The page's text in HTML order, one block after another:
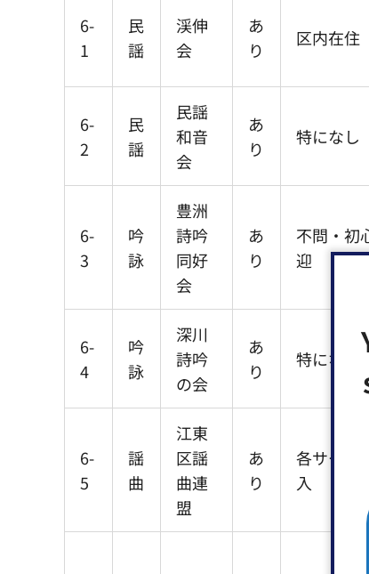
6-
1
民
謡
渓伸
会
あ
り
区内在住
6-
2
民
謡
民謡
和音
会
あ
り
特になし
6-
3
吟
詠
豊洲
詩吟
同好
会
あ
り
不問・初
迎
6-
4
吟
詠
深川
詩吟
の会
あ
り
特になし
6-
5
謡
曲
江東
区謡
曲連
盟
あ
り
各サーク
入